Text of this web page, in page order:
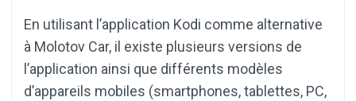
En utilisant l’application Kodi comme alternative
à Molotov Car, il existe plusieurs versions de
l’application ainsi que différents modèles
d’appareils mobiles (smartphones, tablettes, PC,